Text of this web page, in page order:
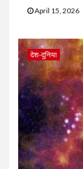
April 15, 2026
देश-दुनिया